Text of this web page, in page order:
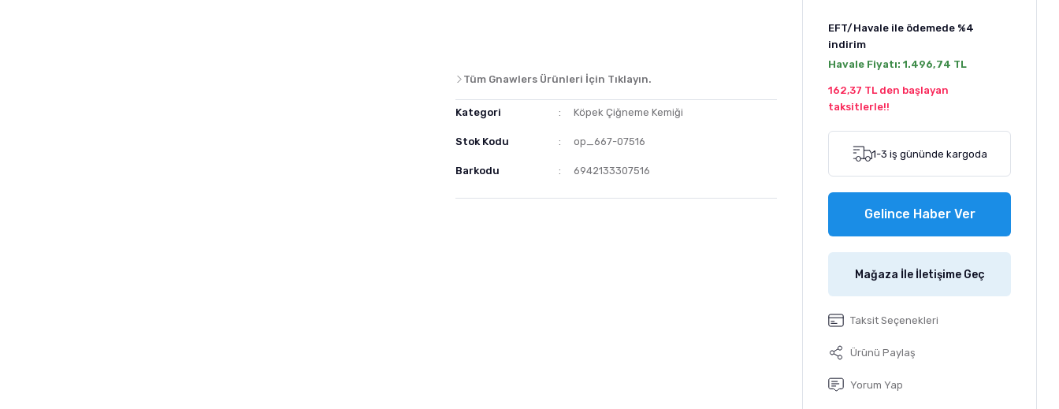
Tüm Gnawlers Ürünleri İçin Tıklayın.
Kategori Köpek Çiğneme Kemiği
Stok Kodu op_667-07516
Barkodu 6942133307516
EFT/Havale ile ödemede %4
indirim
Havale Fiyatı: 1.496,74 TL
162,37 TL den başlayan
taksitlerle!!
1-3 iş gününde kargoda
Gelince Haber Ver
Mağaza İle İletişime Geç
Taksit Seçenekleri
Ürünü Paylaş
Yorum Yap